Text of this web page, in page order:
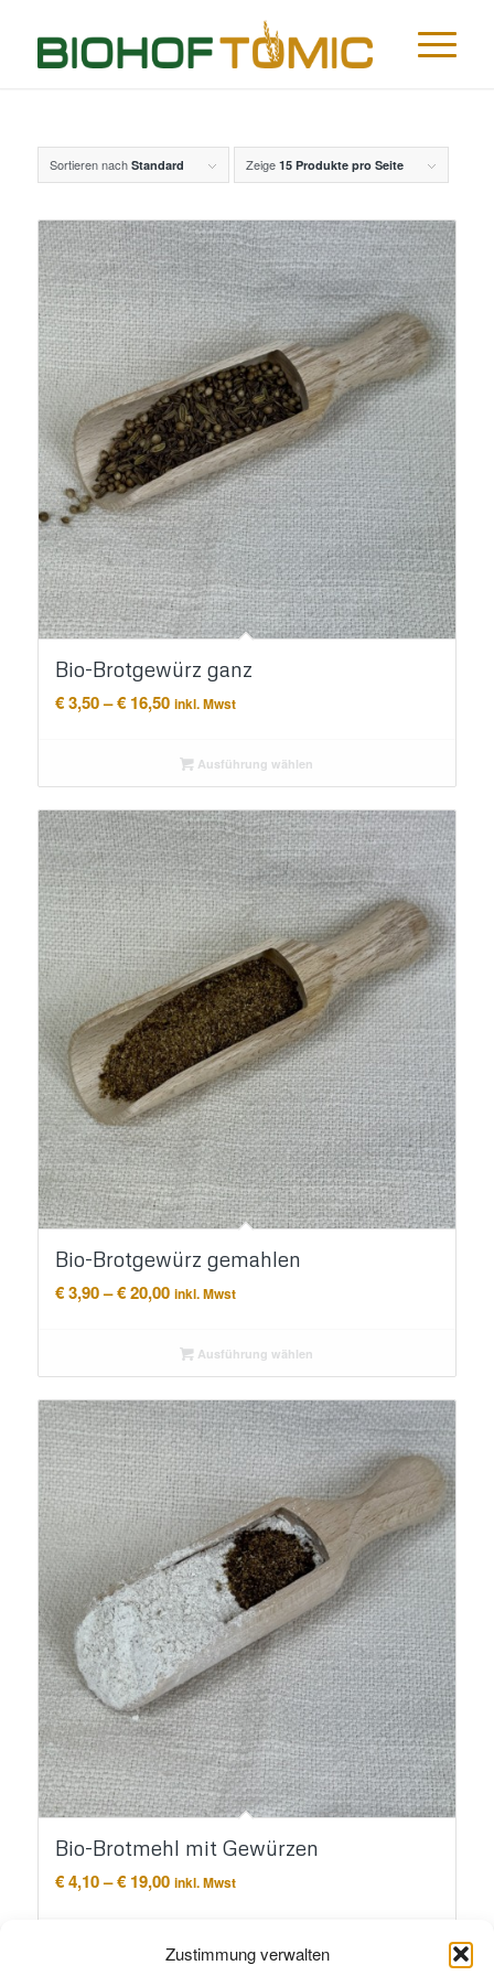
Zustimmung verwalten
Sortieren nach Standard Zeige 15 Produkte pro Seite
Bio-Brotgewürz ganz
€3,50–€16,50Preisspanne:
€ 16,50
inkl. Mwst
Ausführung wählen
Bio-Brotgewürz gemahlen
€3,90–€20,00Preisspanne:
€ 20,00
inkl. Mwst
Ausführung wählen
Bio-Brotmehl mit Gewürzen
€4,10–€19,00Preisspanne:
€ 19,00
inkl. Mwst